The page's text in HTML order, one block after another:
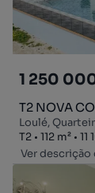
1 250
T2 NOVA
Loulé,
Tipologia
T2
Zona112 m²
Preço por 11
Ver descrição